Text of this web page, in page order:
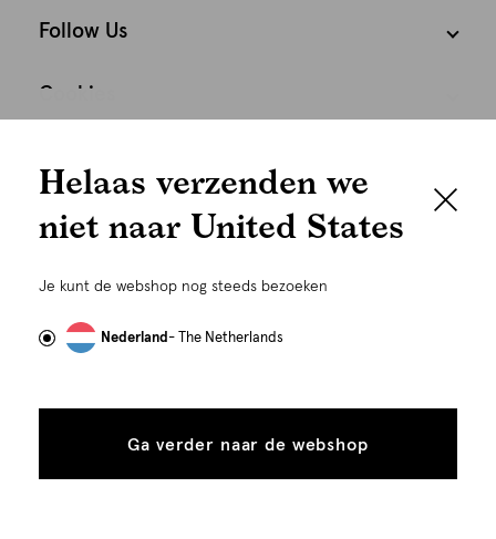
graag persoonlijk
gebruiken wij cookies en daarmee vergelijkbare
om advertenties te personaliseren...
tonen
toestaan
Follow Us
Cookies
Helaas verzenden we
niet naar United States
Je kunt de webshop nog steeds bezoeken
Nederland- The Netherlands
Ga verder naar de webshop